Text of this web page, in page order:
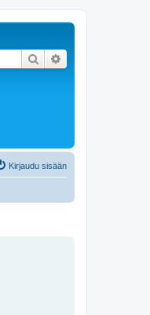
Etsi
Kirjaudu sisään